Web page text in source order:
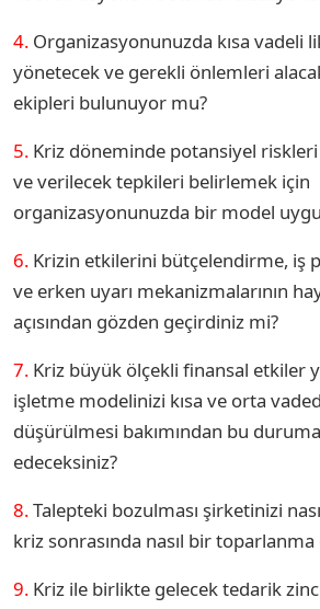
4. Organizasyonunuzda kısa vadeli
yönetecek ve gerekli önlemleri
ekipleri bulunuyor mu?
5. Kriz döneminde potansiyel
ve verilecek tepkileri belirlemek için
organizasyonunuzda bir model
6. Krizin etkilerini bütçelendirme, iş
ve erken uyarı mekanizmalarının
açısından gözden geçirdiniz mi?
7. Kriz büyük ölçekli finansal etkiler
işletme modelinizi kısa ve orta
düşürülmesi bakımından bu
edeceksiniz?
8.Talepteki bozulması şirketinizi
kriz sonrasında nasıl bir
9. Kriz ile birlikte gelecek tedarik